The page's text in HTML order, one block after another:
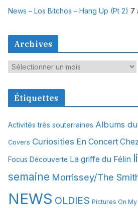
News – Los Bitchos – Hang Up (Pt 2) 7
Archives
A
c
v
e
Étiquettes
Activités très souterraines Albums
Covers Curiosities En Concert
Focus Découverte La griffe du Félin
semaine Morrissey/The
NEWS OLDIES Pictures On My